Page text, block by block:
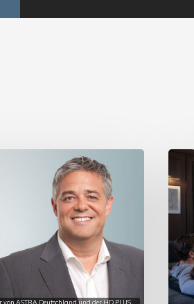
ASTRA Deutschland und der HD PLUS